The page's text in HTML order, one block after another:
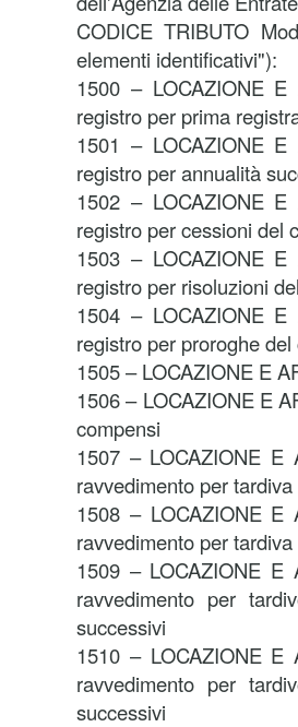
CODICE TRIBUTO
elementi identificativi"):
1500 – LOCAZIONE
registro per prima
1501 – LOCAZIONE
registro per annualità
1502 – LOCAZIONE
registro per cessioni del
1503 – LOCAZIONE
registro per risoluzioni
1504 – LOCAZIONE
registro per proroghe
1505 – LOCAZIONE E
1506 – LOCAZIONE E
compensi
1507 – LOCAZIONE E
ravvedimento per
1508 – LOCAZIONE
ravvedimento per
1509 – LOCAZIONE E
ravvedimento per
successivi
1510 – LOCAZIONE
ravvedimento per
successivi